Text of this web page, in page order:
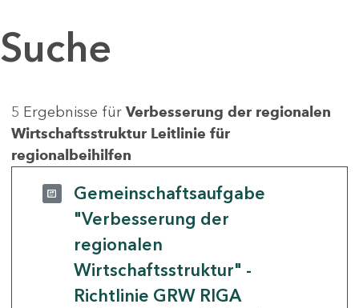
Suche
5 Ergebnisse für Verbesserung der regionalen
Wirtschaftsstruktur Leitlinie für
regionalbeihilfen
Gemeinschaftsaufgabe
"Verbesserung der
regionalen
Wirtschaftsstruktur" -
Richtlinie GRW RIGA